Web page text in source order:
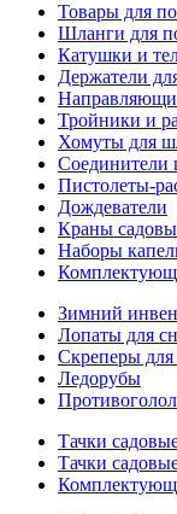
Товары для
Шланги для
Катушки и
Держатели
Тройники и
Хомуты для
Соединители
Пистолеты-
Дождеватели
Краны
Наборы
Зимний
Лопаты для
Скреперы для
Ледорубы
Тачки
Тачки